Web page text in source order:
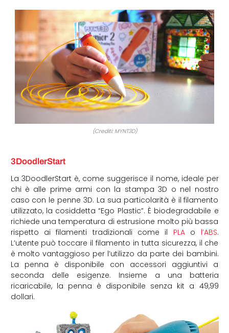
(Crediti: MYNT3D)
3DoodlerStart
La 3DoodlerStart è, come suggerisce il nome, ideale per
chi è alle prime armi con la stampa 3D o nel nostro
caso con le penne 3D. La sua particolarità è il filamento
utilizzato, la cosiddetta “Ego Plastic”. È biodegradabile e
richiede una temperatura di estrusione molto più bassa
rispetto ai filamenti tradizionali come il PLAo l’ABS.
L’utente può toccare il filamento in tutta sicurezza, il che
è molto vantaggioso per l’utilizzo da parte dei bambini.
La penna è disponibile con accessori aggiuntivi a
seconda delle esigenze. Insieme a una batteria
ricaricabile, la penna è disponibile senza kit a 49,99
dollari.